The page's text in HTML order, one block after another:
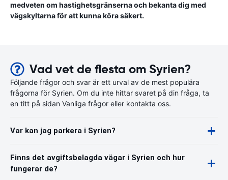
medveten om hastighetsgränserna och bekanta dig med
vägskyltarna för att kunna köra säkert.
Vad vet de flesta om Syrien?
Följande frågor och svar är ett urval av de mest populära
frågorna för Syrien. Om du inte hittar svaret på din fråga, ta
en titt på sidan Vanliga frågor eller kontakta oss.
Var kan jag parkera i Syrien?
Finns det avgiftsbelagda vägar i Syrien och hur
fungerar de?